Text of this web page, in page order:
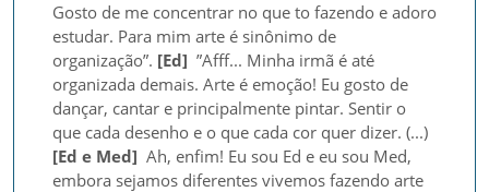
Gosto de me concentrar no que to fazendo e adoro
estudar. Para mim arte é sinônimo de
organização”. [Ed]
  ”Afff... Minha irmã é até
organizada demais. Arte é emoção! Eu gosto de
dançar, cantar e principalmente pintar. Sentir o
[Ed e Med]
  Ah, enfim! Eu sou Ed e eu sou Med,
embora sejamos diferentes vivemos fazendo arte